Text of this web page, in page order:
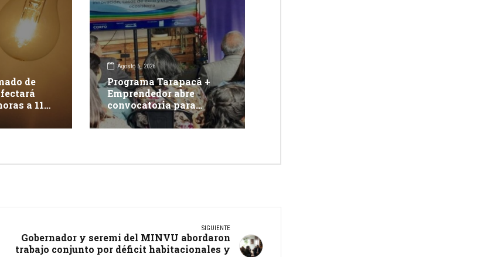
de
a 117
Agosto 6, 2026
Programa Tarapacá +
Emprendedor abre
convocatoria para
apoyar 15 proyectos
innovadores
SIGUIENTE
Gobernador y seremi del MINVU abordaron
trabajo conjunto por déficit habitacionales y